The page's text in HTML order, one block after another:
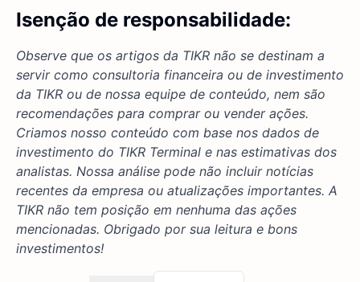
Isenção de responsabilidade:
Observe que os artigos da TIKR não se destinam a
servir como consultoria financeira ou de investimento
da TIKR ou de nossa equipe de conteúdo, nem são
recomendações para comprar ou vender ações.
Criamos nosso conteúdo com base nos dados de
investimento do TIKR Terminal e nas estimativas dos
analistas. Nossa análise pode não incluir notícias
recentes da empresa ou atualizações importantes. A
TIKR não tem posição em nenhuma das ações
mencionadas. Obrigado por sua leitura e bons
investimentos!